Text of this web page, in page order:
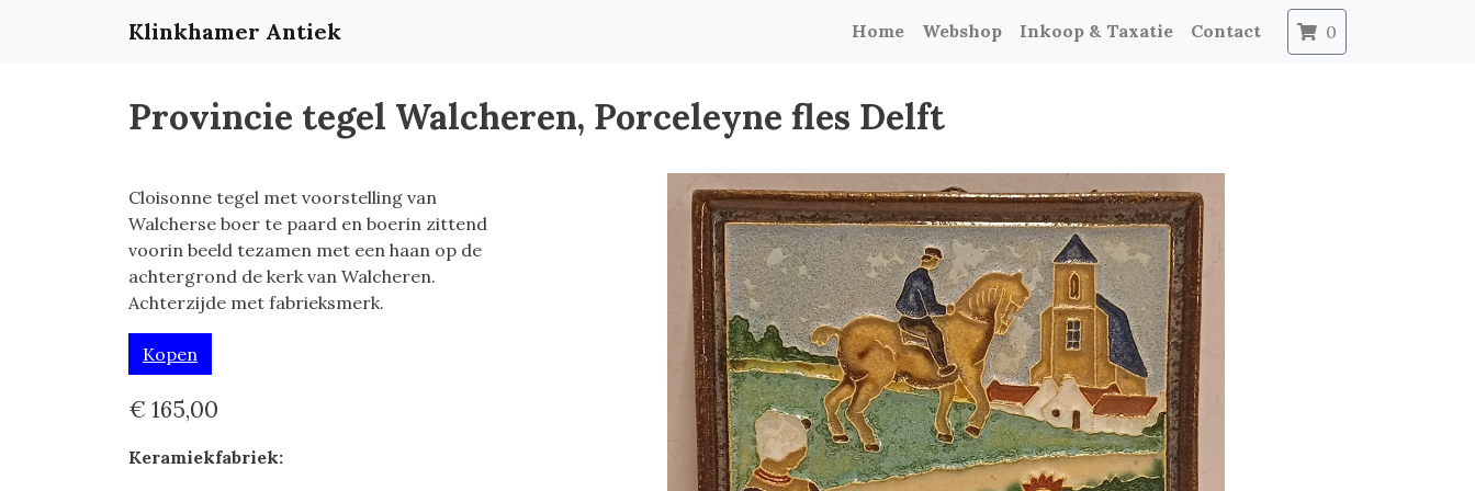
Klinkhamer Antiek Home Webshop Inkoop & Taxatie Contact 0
Provincie tegel Walcheren, Porceleyne fles Delft
Cloisonne tegel met voorstelling van
Walcherse boer te paard en boerin zittend
voorin beeld tezamen met een haan op de
achtergrond de kerk van Walcheren.
Achterzijde met fabrieksmerk.
Kopen
€ 165,00
Keramiekfabriek: